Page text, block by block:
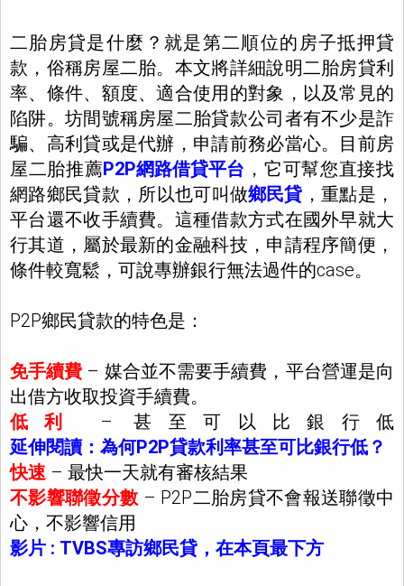
二胎房貸是什麼？就是第二順位的房子抵押貸
款，俗稱房屋二胎。本文將詳細說明二胎房貸利
率、條件、額度、適合使用的對象，以及常見的
陷阱。坊間號稱房屋二胎貸款公司者有不少是詐
騙、高利貸或是代辦，申請前務必當心。目前房
屋二胎推薦P2P網路借貸平台 ，它可幫您直接找
網路鄉民貸款，所以也可叫做鄉民貸 ，重點是，
平台還不收手續費。這種借款方式在國外早就大
行其道，屬於最新的金融科技，申請程序簡便，
條件較寬鬆，可說專辦銀行無法過件的case。
P2P鄉民貸款的特色是：
免手續費 – 媒合並不需要手續費，平台營運是向
出借方收取投資手續費。
低利
– 甚至可以比銀行低
延伸閱讀：為何P2P貸款利率甚至可比銀行低？
快速– 最快一天就有審核結果
不影響聯徵分數 – P2P二胎房貸不會報送聯徵中
心，不影響信用
影片 : TVBS專訪鄉民貸，在本頁最下方